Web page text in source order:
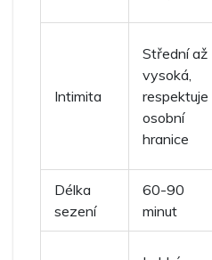
Intimita
Střední až
vysoká,
respektuje
osobní
hranice
Délka
sezení
60-90
minut